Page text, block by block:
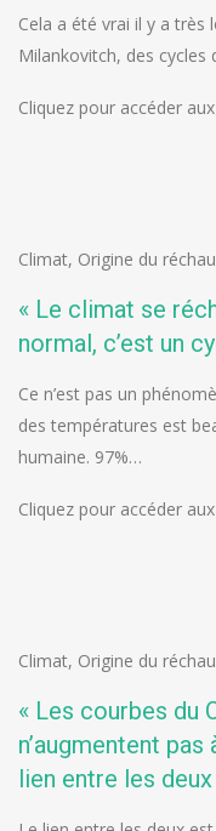
Cela a été vrai il y a très
Milankovitch, des cycles
Cliquez pour accéder
Climat, Origine du
« Le climat se
normal, c’est un
Ce n’est pas un
des températures est
humaine. 97%…
Cliquez pour accéder
Climat, Origine du
« Les courbes du
n’augmentent
lien entre les